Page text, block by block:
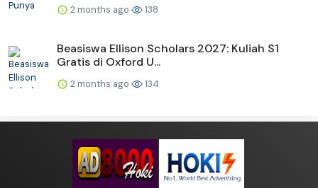
2 months ago 138
Beasiswa Ellison Scholars 2027: Kuliah S1
Gratis di Oxford U...
2 months ago 134